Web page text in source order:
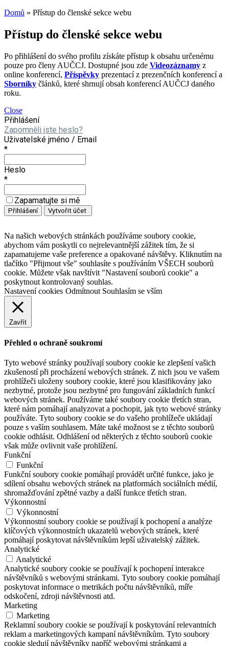
Domů » Přístup do členské sekce webu
Přístup do členské sekce webu
Po přihlášení do svého profilu získáte přístup k obsahu určenému
pouze pro členy AUČCJ. Dostupné jsou zde Videozáznamy z
online konferencí, Příspěvky prezentací z prezenčních konferencí a
Sborníky článků, které shrnují obsah konferencí AUČCJ daného
roku.
Close
Přihlášení
Zapomněli jste heslo?
Uživatelské jméno / Email
*
Heslo
*
Zapamatujte si mě
Na našich webových stránkách používáme soubory cookie,
abychom vám poskytli co nejrelevantnější zážitek tím, že si
zapamatujeme vaše preference a opakované návštěvy. Kliknutím na
tlačítko "Přijmout vše" souhlasíte s používáním VŠECH souborů
cookie. Můžete však navštívit "Nastavení souborů cookie" a
poskytnout kontrolovaný souhlas.
Nastavení cookies Odmítnout Souhlasím se vším
Zavřít
Přehled o ochraně soukromí
Tyto webové stránky používají soubory cookie ke zlepšení vašich
zkušeností při procházení webových stránek. Z nich jsou ve vašem
prohlížeči uloženy soubory cookie, které jsou klasifikovány jako
nezbytné, protože jsou nezbytné pro fungování základních funkcí
webových stránek. Používáme také soubory cookie třetích stran,
které nám pomáhají analyzovat a pochopit, jak tyto webové stránky
používáte. Tyto soubory cookie se do vašeho prohlížeče ukládají
pouze s vaším souhlasem. Máte také možnost se z těchto souborů
cookie odhlásit. Odhlášení od některých z těchto souborů cookie
však může ovlivnit vaše prohlížení.
Funkční
Funkční
Funkční soubory cookie pomáhají provádět určité funkce, jako je
sdílení obsahu webových stránek na platformách sociálních médií,
shromažďování zpětné vazby a další funkce třetích stran.
Výkonnostní
Výkonnostní
Výkonnostní soubory cookie se používají k pochopení a analýze
klíčových výkonnostních ukazatelů webových stránek, které
pomáhají poskytovat návštěvníkům lepší uživatelský zážitek.
Analytické
Analytické
Analytické soubory cookie se používají k pochopení interakce
návštěvníků s webovými stránkami. Tyto soubory cookie pomáhají
poskytovat informace o metrikách počtu návštěvníků, míře
odskočení, zdroji návštěvnosti atd.
Marketing
Marketing
Reklamní soubory cookie se používají k poskytování relevantních
reklam a marketingových kampaní návštěvníkům. Tyto soubory
cookie sledují návštěvníky napříč webovými stránkami a